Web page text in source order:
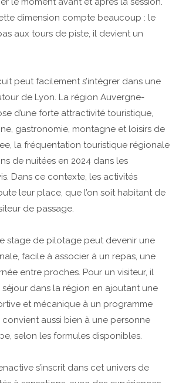
dimension compte beaucoup : le
aux tours de piste, il devient un
peut facilement s’intégrer dans une
de Lyon. La région Auvergne-
d’une forte attractivité touristique,
gastronomie, montagne et loisirs de
la fréquentation touristique régionale
de nuitées en 2024 dans les
Dans ce contexte, les activités
leur place, que l’on soit habitant de
de passage.
stage de pilotage peut devenir une
facile à associer à un repas, une
entre proches. Pour un visiteur, il
dans la région en ajoutant une
et mécanique à un programme
convient aussi bien à une personne
selon les formules disponibles.
s’inscrit dans cet univers de